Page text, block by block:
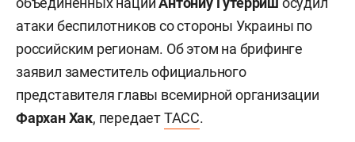
атаки беспилотников со стороны Украины по
российским регионам. Об этом на брифинге
заявил заместитель официального
представителя главы всемирной организации
Фархан Хак, передаетТАСС.